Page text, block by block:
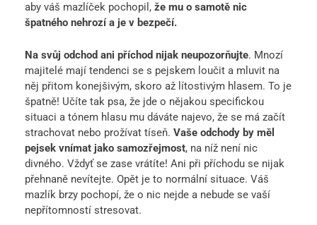
aby váš mazlíček pochopil, že mu o samotě nic
špatného nehrozí a je v bezpečí.
Na svůj odchod ani příchod nijak neupozorňujte. Mnozí
majitelé mají tendenci se s pejskem loučit a mluvit na
něj přitom konejšivým, skoro až lítostivým hlasem. To je
špatně! Učíte tak psa, že jde o nějakou specifickou
situaci a tónem hlasu mu dáváte najevo, že se má začít
strachovat nebo prožívat tíseň. Vaše odchody by měl
pejsek vnímat jako samozřejmost, na níž není nic
divného. Vždyť se zase vrátíte! Ani při příchodu se nijak
přehnaně nevítejte. Opět je to normální situace. Váš
mazlík brzy pochopí, že o nic nejde a nebude se vaší
nepřítomností stresovat.